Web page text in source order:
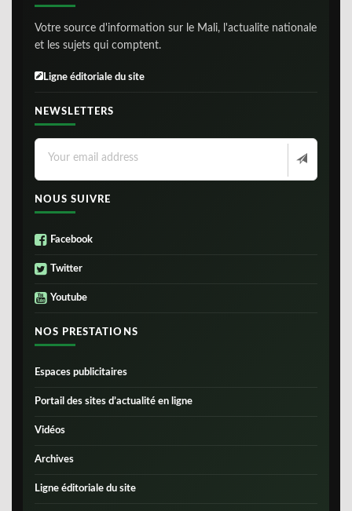
Votre source d'information sur le Mali, l'actualite nationale
et les sujets qui comptent.
Ligne éditoriale du site
NEWSLETTERS
NOUS SUIVRE
Facebook
Twitter
Youtube
NOS PRESTATIONS
Espaces publicitaires
Portail des sites d’actualité en ligne
Vidéos
Archives
Ligne éditoriale du site